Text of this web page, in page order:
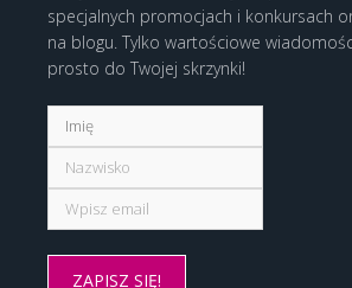
specjalnych promocjach i konkursach
na blogu. Tylko wartościowe
prosto do Twojej skrzynki!